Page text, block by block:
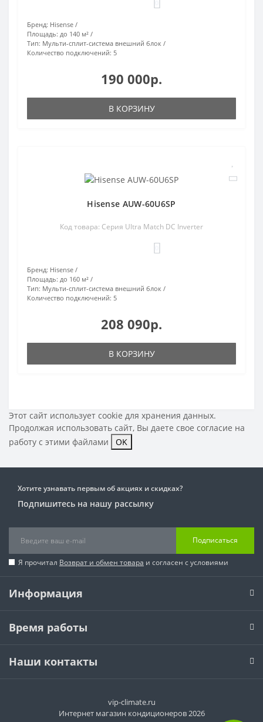
Бренд: Hisense
Площадь: до 140 м²
Тип: Мульти-сплит-система внешний блок
Количество подключений: 5
190 000р.
В КОРЗИНУ
Hisense AUW-60U6SP
Код товара: Серия Ultra Match DC Inverter
Бренд: Hisense
Площадь: до 160 м²
Тип: Мульти-сплит-система внешний блок
Количество подключений: 5
208 090р.
В КОРЗИНУ
Этот сайт использует cookie для хранения данных.
Продолжая использовать сайт, Вы даете свое согласие на
работу с этими файлами
OK
Хотите узнавать первым об акциях и скидках?
Подпишитесь на нашу рассылку
Подписаться
Я прочитал Возврат и обмен товара и согласен с условиями
Информация
Время работы
Наши контакты
vip-climate.ru
Интернет магазин кондиционеров 2026